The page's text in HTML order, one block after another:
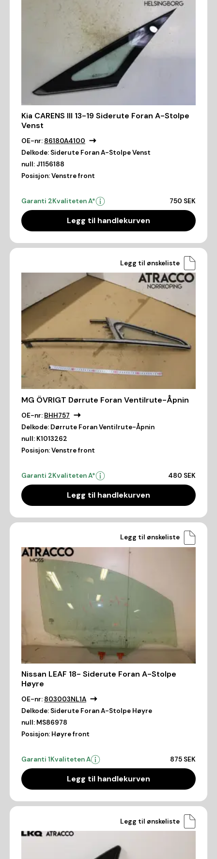
Kia CARENS III 13-19 Siderute Foran A-Stolpe
Venst
OE-nr: 86180A4100
Delkode: Siderute Foran A-Stolpe Venst
null: J1156188
Posisjon:Venstre front
Garanti 2Kvaliteten A* 750 SEK
Legg til handlekurven
Legg til ønskeliste
MG ÖVRIGT Dørrute Foran Ventilrute-Åpnin
OE-nr: BHH757
Delkode: Dørrute Foran Ventilrute-Åpnin
null: K1013262
Posisjon:Venstre front
Garanti 2Kvaliteten A* 480 SEK
Legg til handlekurven
Legg til ønskeliste
Nissan LEAF 18- Siderute Foran A-Stolpe
Høyre
OE-nr: 803003NL1A
Delkode: Siderute Foran A-Stolpe Høyre
null: MS86978
Posisjon: Høyre front
Garanti 1Kvaliteten A 875 SEK
Legg til handlekurven
Legg til ønskeliste